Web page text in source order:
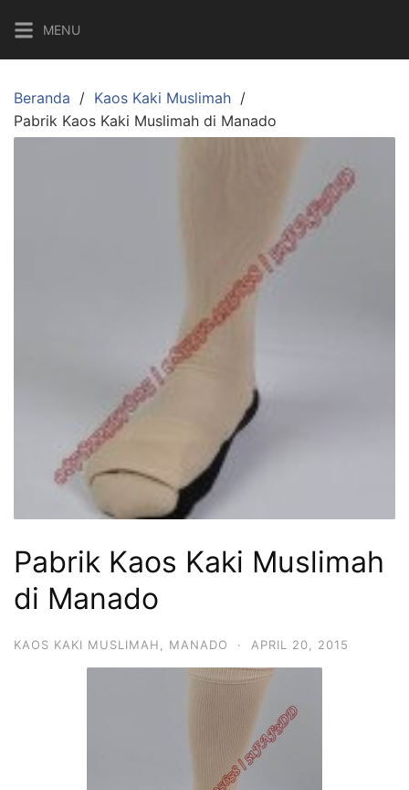
ke
konten
MENU
Beranda
Kaos Kaki Muslimah
Pabrik Kaos Kaki Muslimah di Manado
Pabrik Kaos Kaki Muslimah
di Manado
KAOS KAKI MUSLIMAH MANADO · APRIL 20, 2015